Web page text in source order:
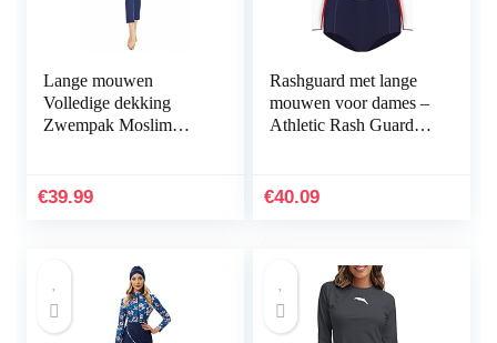
Lange mouwen
Volledige dekking
Zwempak Moslim
badpak
€39.99
Rashguard met lange
mouwen voor dames –
Athletic Rash Guard
Atletisch Splice Rits…
€40.09